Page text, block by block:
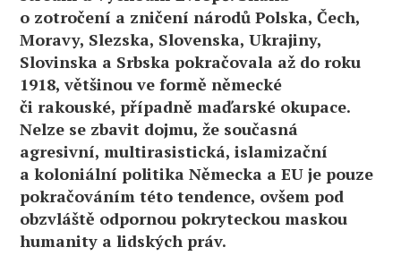
o zotročení a zničení národů Polska, Čech,
Moravy, Slezska, Slovenska, Ukrajiny,
Slovinska a Srbska pokračovala až do roku
1918, většinou ve formě německé
či rakouské, případně maďarské okupace.
Nelze se zbavit dojmu, že současná
agresivní, multirasistická, islamizační
a koloniální politika Německa a EU je pouze
pokračováním této tendence, ovšem pod
obzvláště odpornou pokryteckou maskou
humanity a lidských práv.